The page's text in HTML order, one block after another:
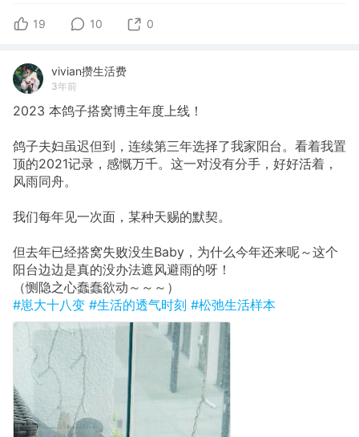
19 10 0
vivian攒生活费
3年前
2023 本鸽子搭窝博主年度上线！
鸽子夫妇虽迟但到，连续第三年选择了我家阳台。看着我置
顶的2021记录，感慨万千。这一对没有分手，好好活着，
风雨同舟。
我们每年见一次面，某种天赐的默契。
但去年已经搭窝失败没生Baby，为什么今年还来呢～这个
阳台边边是真的没办法遮风避雨的呀！
（恻隐之心蠢蠢欲动～～～）
#崽大十八变 #生活的透气时刻 #松弛生活样本